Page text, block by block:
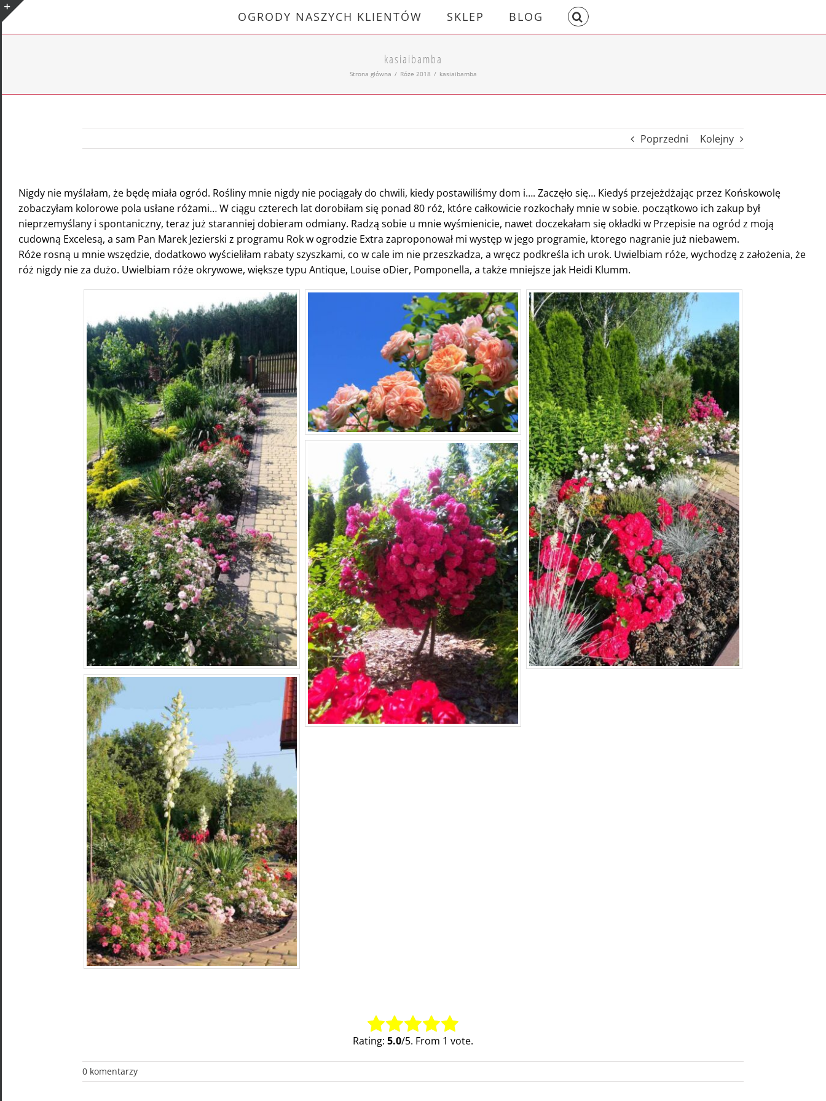
Skip
to
content
OGRODY NASZYCH KLIENTÓW SKLEP BLOG
kasiaibamba
Strona główna / Róże 2018 / kasiaibamba
Poprzedni Kolejny
Nigdy nie myślałam, że będę miała ogród. Rośliny mnie nigdy nie pociągały do chwili, kiedy postawiliśmy dom i…. Zaczęło się… Kiedyś przejeżdżając przez Końskowolę
zobaczyłam kolorowe pola usłane różami… W ciągu czterech lat dorobiłam się ponad 80 róż, które całkowicie rozkochały mnie w sobie. początkowo ich zakup był
nieprzemyślany i spontaniczny, teraz już staranniej dobieram odmiany. Radzą sobie u mnie wyśmienicie, nawet doczekałam się okładki w Przepisie na ogród z moją
cudowną Excelesą, a sam Pan Marek Jezierski z programu Rok w ogrodzie Extra zaproponował mi występ w jego programie, ktorego nagranie już niebawem.
Róże rosną u mnie wszędzie, dodatkowo wyścieliłam rabaty szyszkami, co w cale im nie przeszkadza, a wręcz podkreśla ich urok. Uwielbiam róże, wychodzę z założenia, że
róż nigdy nie za dużo. Uwielbiam róże okrywowe, większe typu Antique, Louise oDier, Pomponella, a także mniejsze jak Heidi Klumm.
Rating: 5.0/5. From 1 vote.
0 komentarzy